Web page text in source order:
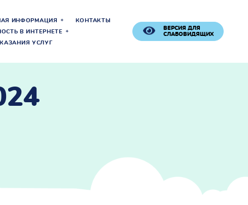
ИНФОРМАЦИЯ КОНТАКТЫ
В ИНТЕРНЕТЕ
УСЛУГ
ВЕРСИЯ ДЛЯ
СЛАБОВИДЯЩИХ